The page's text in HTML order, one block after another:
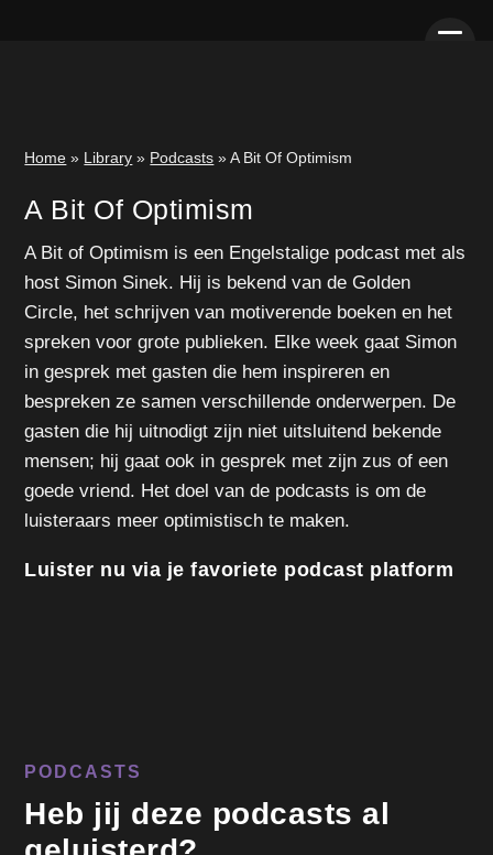
Home » Library » Podcasts » A Bit Of Optimism
A Bit Of Optimism
A Bit of Optimism is een Engelstalige podcast met als
host Simon Sinek. Hij is bekend van de Golden
Circle, het schrijven van motiverende boeken en het
spreken voor grote publieken. Elke week gaat Simon
in gesprek met gasten die hem inspireren en
bespreken ze samen verschillende onderwerpen. De
gasten die hij uitnodigt zijn niet uitsluitend bekende
mensen; hij gaat ook in gesprek met zijn zus of een
goede vriend. Het doel van de podcasts is om de
luisteraars meer optimistisch te maken.
Luister nu via je favoriete podcast platform
PODCASTS
Heb jij deze podcasts al